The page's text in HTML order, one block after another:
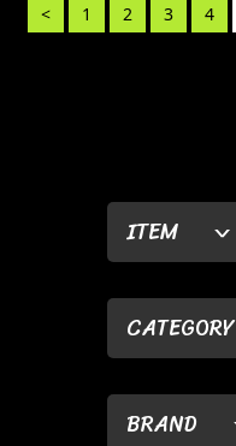
ITEM
CATEGORY
BRAND
< 1 2 3 4